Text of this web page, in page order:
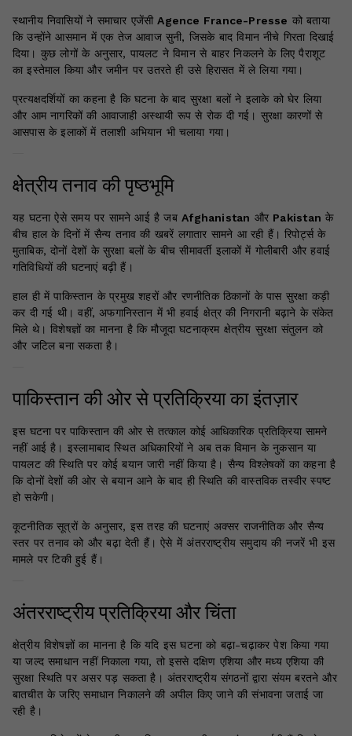
स्थानीय निवासियों ने समाचार एजेंसीAgence France-Presse को बताया
कि उन्होंने आसमान में एक तेज आवाज सुनी, जिसके बाद विमान नीचे गिरता दिखाई
दिया। कुछ लोगों के अनुसार, पायलट ने विमान से बाहर निकलने के लिए पैराशूट
का इस्तेमाल किया और जमीन पर उतरते ही उसे हिरासत में ले लिया गया।
प्रत्यक्षदर्शियों का कहना है कि घटना के बाद सुरक्षा बलों ने इलाके को घेर लिया
और आम नागरिकों की आवाजाही अस्थायी रूप से रोक दी गई। सुरक्षा कारणों से
आसपास के इलाकों में तलाशी अभियान भी चलाया गया।
क्षेत्रीय तनाव की पृष्ठभूमि
यह घटना ऐसे समय पर सामने आई है जबAfghanistan और Pakistan के
बीच हाल के दिनों में सैन्य तनाव की खबरें लगातार सामने आ रही हैं। रिपोर्ट्स के
मुताबिक, दोनों देशों के सुरक्षा बलों के बीच सीमावर्ती इलाकों में गोलीबारी और हवाई
गतिविधियों की घटनाएं बढ़ी हैं।
हाल ही में पाकिस्तान के प्रमुख शहरों और रणनीतिक ठिकानों के पास सुरक्षा कड़ी
कर दी गई थी। वहीं, अफगानिस्तान में भी हवाई क्षेत्र की निगरानी बढ़ाने के संकेत
मिले थे। विशेषज्ञों का मानना है कि मौजूदा घटनाक्रम क्षेत्रीय सुरक्षा संतुलन को
और जटिल बना सकता है।
पाकिस्तान की ओर से प्रतिक्रिया का इंतज़ार
इस घटना पर पाकिस्तान की ओर से तत्काल कोई आधिकारिक प्रतिक्रिया सामने
नहीं आई है। इस्लामाबाद स्थित अधिकारियों ने अब तक विमान के नुकसान या
पायलट की स्थिति पर कोई बयान जारी नहीं किया है। सैन्य विश्लेषकों का कहना है
कि दोनों देशों की ओर से बयान आने के बाद ही स्थिति की वास्तविक तस्वीर स्पष्ट
हो सकेगी।
कूटनीतिक सूत्रों के अनुसार, इस तरह की घटनाएं अक्सर राजनीतिक और सैन्य
स्तर पर तनाव को और बढ़ा देती हैं। ऐसे में अंतरराष्ट्रीय समुदाय की नजरें भी इस
मामले पर टिकी हुई हैं।
अंतरराष्ट्रीय प्रतिक्रिया और चिंता
क्षेत्रीय विशेषज्ञों का मानना है कि यदि इस घटना को बढ़ा-चढ़ाकर पेश किया गया
या जल्द समाधान नहीं निकाला गया, तो इससे दक्षिण एशिया और मध्य एशिया की
सुरक्षा स्थिति पर असर पड़ सकता है। अंतरराष्ट्रीय संगठनों द्वारा संयम बरतने और
बातचीत के जरिए समाधान निकालने की अपील किए जाने की संभावना जताई जा
रही है।